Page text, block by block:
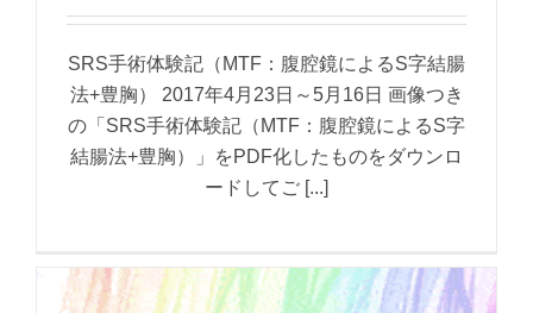
SRS手術体験記（MTF：腹腔鏡によるS字結腸
法+豊胸） 2017年4月23日～5月16日 画像つき
の「SRS手術体験記（MTF：腹腔鏡によるS字
結腸法+豊胸）」をPDF化したものをダウンロ
ードしてご [...]